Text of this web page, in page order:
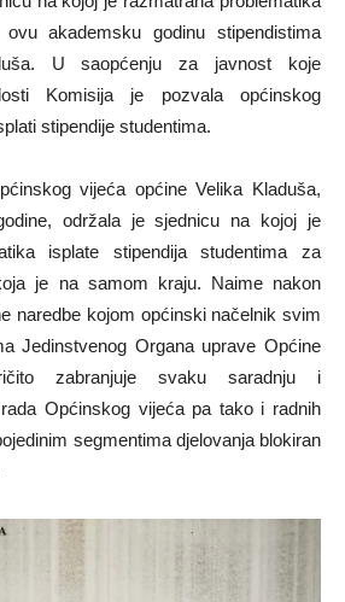
akademsku godinu stipendistima
U saopćenju za javnost koje
Komisija je pozvala općinskog
stipendije studentima.
vijeća općine Velika Kladuša,
održala je sjednicu na kojoj je
isplate stipendija studentima za
je na samom kraju. Naime nakon
naredbe kojom općinski načelnik svim
Jedinstvenog Organa uprave Općine
zabranjuje svaku saradnju i
Općinskog vijeća pa tako i radnih
segmentima djelovanja blokiran